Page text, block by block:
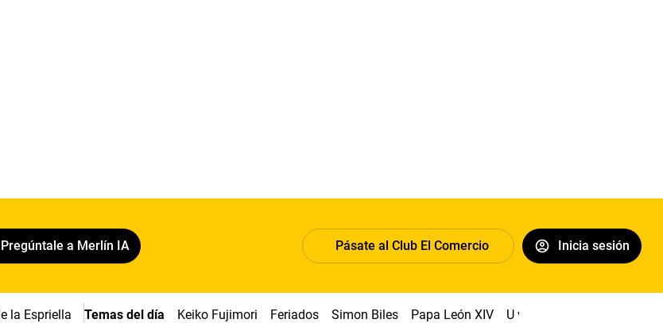
Pregúntale a Merlín IA Pásate al Club El Comercio Inicia sesión
la Espriella Temas del día Keiko Fujimori Feriados Simon Biles Papa León XIV U vs Cristal